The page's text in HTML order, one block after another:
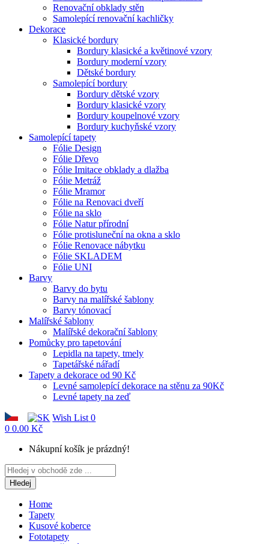
Renovační obklady stěn
Samolepící renovační kachličky
Dekorace
Klasické bordury
Bordury klasické a květinové vzory
Bordury moderní vzory
Dětské bordury
Samolepící bordury
Bordury dětské vzory
Bordury klasické vzory
Bordury koupelnové vzory
Bordury kuchyňské vzory
Samolepící tapety
Fólie Design
Fólie Dřevo
Fólie Imitace obklady a dlažba
Fólie Metráž
Fólie Mramor
Fólie na Renovaci dveří
Fólie na sklo
Fólie Natur přírodní
Fólie protisluneční na okna a sklo
Fólie Renovace nábytku
Fólie SKLADEM
Fólie UNI
Barvy
Barvy do bytu
Barvy na malířské šablony
Barvy tónovací
Malířské šablony
Malířské dekorační šablony
Pomůcky pro tapetování
Lepidla na tapety, tmely
Tapetářské nářadí
Tapety a dekorace od 90 Kč
Levné samolepící dekorace na stěnu za 90Kč
Levné tapety na zeď
Wish List 0
0 0.00 Kč
Nákupní košík je prázdný!
Hledej
Home
Tapety
Kusové koberce
Fototapety